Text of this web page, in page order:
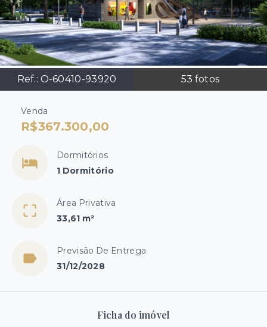
Ref.: O-60410-93920 53 fotos
Venda
R$367.300,00
Dormitórios
1 Dormitório
Área Privativa
33,61 m²
Previsão De Entrega
31/12/2028
Ficha do imóvel